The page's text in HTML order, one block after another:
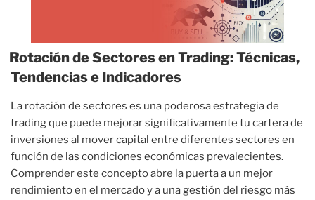
Rotación de Sectores en Trading: Técnicas,
Tendencias e Indicadores
La rotación de sectores es una poderosa estrategia de
trading que puede mejorar significativamente tu cartera de
inversiones al mover capital entre diferentes sectores en
función de las condiciones económicas prevalecientes.
Comprender este concepto abre la puerta a un mejor
rendimiento en el mercado y a una gestión del riesgo más